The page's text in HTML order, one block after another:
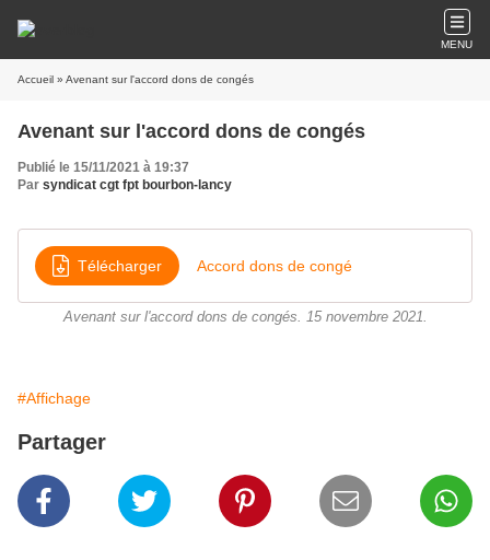
MENU
Accueil » Avenant sur l'accord dons de congés
Avenant sur l'accord dons de congés
Publié le 15/11/2021 à 19:37
Par syndicat cgt fpt bourbon-lancy
Télécharger Accord dons de congé
Avenant sur l'accord dons de congés. 15 novembre 2021.
#Affichage
Partager